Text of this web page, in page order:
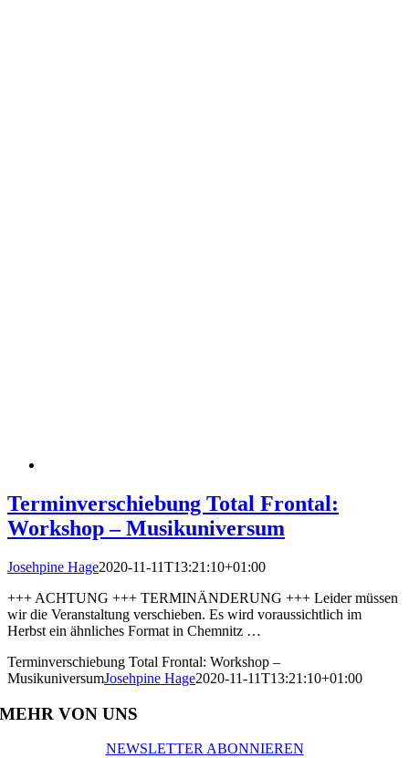
Terminverschiebung Total Frontal:
Workshop – Musikuniversum
Josehpine Hage2020-11-11T13:21:10+01:00
+++ ACHTUNG +++ TERMINÄNDERUNG +++ Leider müssen
wir die Veranstaltung verschieben. Es wird voraussichtlich im
Herbst ein ähnliches Format in Chemnitz …
Terminverschiebung Total Frontal: Workshop –
MusikuniversumJosehpine Hage2020-11-11T13:21:10+01:00
MEHR VON UNS
NEWSLETTER ABONNIEREN